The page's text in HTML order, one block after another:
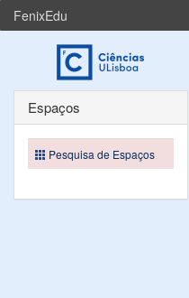
FenixEdu
Espaços
Pesquisa de Espaços